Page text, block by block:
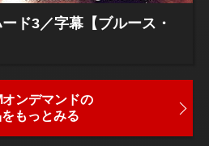
ド3／字幕【ブルース・
ンデマンドの
もっとみる